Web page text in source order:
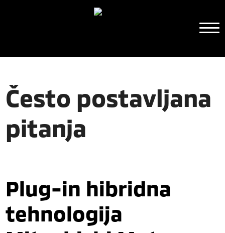
Često postavljana
pitanja
Plug-in hibridna
tehnologija